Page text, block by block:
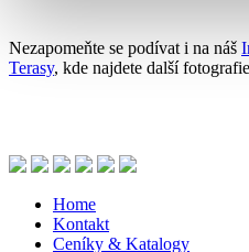
Nezapomeňte se podívat i na náš
Terasy, kde najdete další
Home
Kontakt
Ceníky & Katalogy